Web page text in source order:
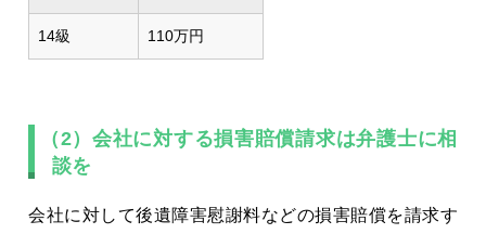
14級 110万円
（2）会社に対する損害賠償請求は弁護士に相
談を
会社に対して後遺障害慰謝料などの損害賠償を請求す